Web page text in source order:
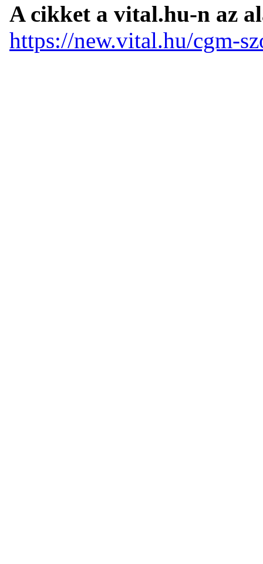
A cikket a vital.hu-n az
https://new.vital.hu/cgm-